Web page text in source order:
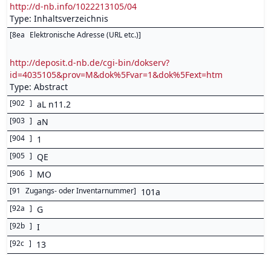
http://d-nb.info/1022213105/04
Type: Inhaltsverzeichnis
[8ea Elektronische Adresse (URL etc.)]
http://deposit.d-nb.de/cgi-bin/dokserv?
id=4035105&prov=M&dok%5Fvar=1&dok%5Fext=htm
Type: Abstract
[902 ] aL n11.2
[903 ] aN
[904 ] 1
[905 ] QE
[906 ] MO
[91 Zugangs- oder Inventarnummer] 101a
[92a ] G
[92b ] I
[92c ] 13